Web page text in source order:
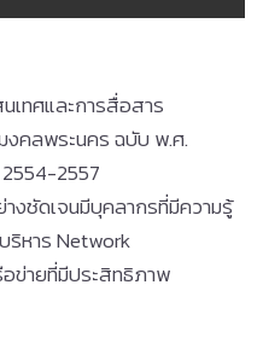
เทศและการสื่อสาร
งคลพระนคร ฉบับ พ.ศ.
2557
งชัดเจนมีบุคลากรที่มีความรู้
ริหาร Network
ข่ายที่มีประสิทธิภาพ